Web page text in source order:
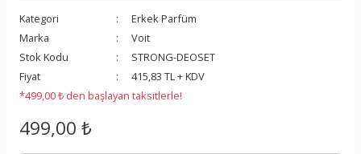
Kategori
Erkek Parfüm
Marka
Voit
Stok Kodu
STRONG-DEOSET
Fiyat
415,83 TL + KDV
*499,00 ₺ den başlayan taksitlerle!
499,00 ₺